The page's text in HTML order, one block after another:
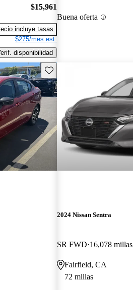
$15,961
incluye tasas
$275/mes est.
disponibilidad
Buena oferta
Guarda este Aviso
2024 Nissan Sentra
SR FWD 16,078 millas
Fairfield, CA
72 millas